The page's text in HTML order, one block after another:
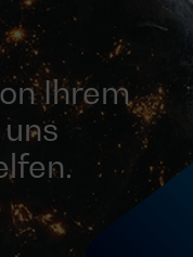
Ihrem